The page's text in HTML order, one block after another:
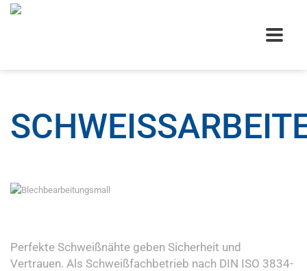
Perfekte Schweißnähte geben Sicherheit und
Vertrauen. Als Schweißfachbetrieb nach DIN ISO 3834-